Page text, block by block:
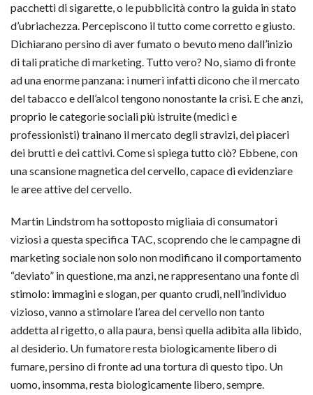
pacchetti di sigarette, o le pubblicità contro la guida in stato
d’ubriachezza. Percepiscono il tutto come corretto e giusto.
Dichiarano persino di aver fumato o bevuto meno dall’inizio
di tali pratiche di marketing. Tutto vero? No, siamo di fronte
ad una enorme panzana: i numeri infatti dicono che il mercato
del tabacco e dell’alcol tengono nonostante la crisi. E che anzi,
proprio le categorie sociali più istruite (medici e
professionisti) trainano il mercato degli stravizi, dei piaceri
dei brutti e dei cattivi. Come si spiega tutto ciò? Ebbene, con
una scansione magnetica del cervello, capace di evidenziare
le aree attive del cervello.
Martin Lindstrom ha sottoposto migliaia di consumatori
viziosi a questa specifica TAC, scoprendo che le campagne di
marketing sociale non solo non modificano il comportamento
“deviato” in questione, ma anzi, ne rappresentano una fonte di
stimolo: immagini e slogan, per quanto crudi, nell’individuo
vizioso, vanno a stimolare l’area del cervello non tanto
addetta al rigetto, o alla paura, bensì quella adibita alla libido,
al desiderio. Un fumatore resta biologicamente libero di
fumare, persino di fronte ad una tortura di questo tipo. Un
uomo, insomma, resta biologicamente libero, sempre.